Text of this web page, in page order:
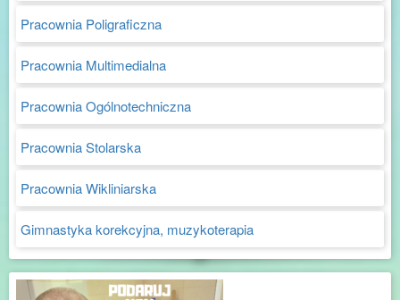
Pracownia Poligraficzna
Pracownia Multimedialna
Pracownia Ogólnotechniczna
Pracownia Stolarska
Pracownia Wikliniarska
Gimnastyka korekcyjna, muzykoterapia